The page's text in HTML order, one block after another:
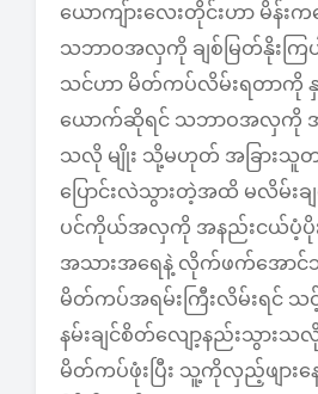
ယောကျ်ားလေးတိုင်းဟာ မိန်
သဘာဝအလှကို ချစ်မြတ်နိုးက
သင်ဟာ မိတ်ကပ်လိမ်းရတာကို
ယောက်ဆိုရင် သဘာဝအလှကို အ
သလို မျိုး သို့မဟုတ် အခြားသူ
ပြောင်းလဲသွားတဲ့အထိ မလိမ်းခ
ပင်ကိုယ်အလှကို အနည်းငယ်ပံ့ပိုး
အသားအရေနဲ့ လိုက်ဖက်အောင်သ
မိတ်ကပ်အရမ်းကြီးလိမ်းရင်
နမ်းချင်စိတ်လျော့နည်းသွာ
မိတ်ကပ်ဖုံးပြီး သူ့ကိုလှည့်ဖျာ